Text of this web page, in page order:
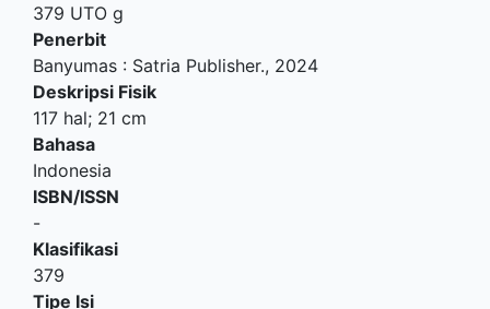
379 UTO g
Penerbit
Banyumas : Satria Publisher., 2024
Deskripsi Fisik
117 hal; 21 cm
Bahasa
Indonesia
ISBN/ISSN
-
Klasifikasi
379
Tipe Isi